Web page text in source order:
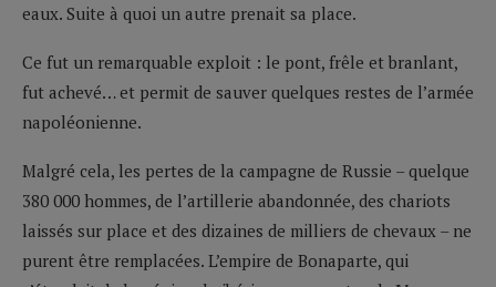
eaux. Suite à quoi un autre prenait sa place.
Ce fut un remarquable exploit : le pont, frêle et branlant,
fut achevé… et permit de sauver quelques restes de l’armée
napoléonienne.
Malgré cela, les pertes de la campagne de Russie – quelque
380 000 hommes, de l’artillerie abandonnée, des chariots
laissés sur place et des dizaines de milliers de chevaux – ne
purent être remplacées. L’empire de Bonaparte, qui